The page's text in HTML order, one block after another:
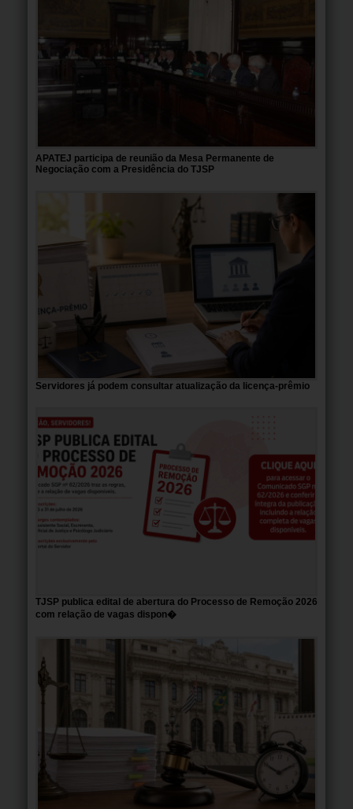
APATEJ participa de reunião da Mesa Permanente de
Negociação com a Presidência do TJSP
Servidores já podem consultar atualização da licença-prêmio
TJSP publica edital de abertura do Processo de Remoção 2026
com relação de vagas dispon�